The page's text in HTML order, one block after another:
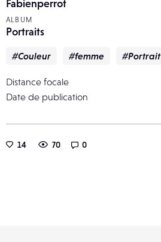
Fabienperrot
ALBUM
Portraits
#Couleur #femme #Portrait
Distance focale
Date de publication
14 70 0